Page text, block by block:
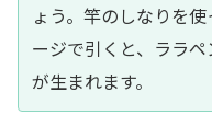
ょう。竿のしなりを
ージで引くと、ララ
が生まれます。